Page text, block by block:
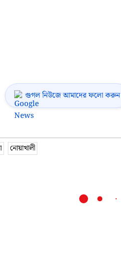
গুগল নিউজে আমাদের ফলো করুন
নোয়াখালী